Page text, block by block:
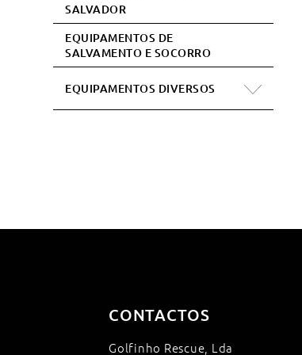
SALVADOR
EQUIPAMENTOS DE
SALVAMENTO E SOCORRO
EQUIPAMENTOS DIVERSOS
CONTACTOS
Golfinho Rescue, Lda